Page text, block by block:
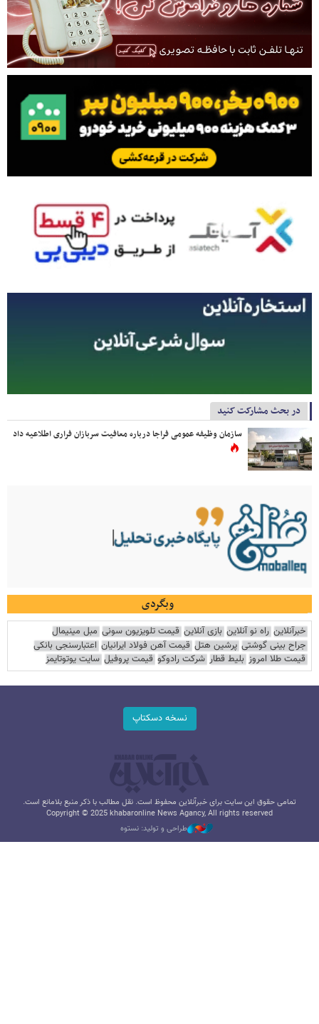
در بحث مشارکت کنید
سازمان وظیفه عمومی فراجا درباره معافیت سربازان فراری اطلاعیه داد
وبگردی
خبرآنلاین راه نو آنلاین بازی آنلاین قیمت تلویزیون سونی مبل مینیمال
جراح بینی گوشتی پرشین هتل قیمت آهن فولاد ایرانیان اعتبارسنجی بانکی
قیمت طلا امروز بلیط قطار شرکت رادوکو قیمت پروفیل سایت یوتوتایمز
نسخه دسکتاپ
تمامی حقوق این سایت برای خبرآنلاین محفوظ است. نقل مطالب با ذکر منبع بلامانع است.
Copyright © 2025 khabaronline News Agancy, All rights reserved
طراحی و تولید: نستوه